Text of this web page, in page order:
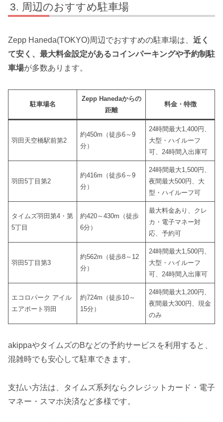
周辺のおすすめ駐車場
Zepp Haneda(TOKYO)周辺でおすすめの駐車場は、 近く
て安く、最大料金設定があるコインパーキングや予約制駐
車場が多数あります。
駐車場名
Zepp Hanedaからの
距離
料金・特徴
羽田天空橋駅前第2
約450m（徒歩6～9
分）
24時間最大1,400円、
大型・ハイルーフ
可、24時間入出庫可
羽田5丁目第2
約416m（徒歩6～9
分）
24時間最大1,500円、
夜間最大500円、大
型・ハイルーフ可
タイムズ羽田第4・第
5丁目
約420～430m（徒歩
6分）
最大料金あり、クレ
カ・電子マネー対
応、予約可
羽田5丁目第3
約562m（徒歩8～12
分）
24時間最大1,500円、
大型・ハイルーフ
可、24時間入出庫可
エコロパーク アイル
エアポート羽田
約724m（徒歩10～
15分）
24時間最大1,200円、
夜間最大300円、現金
のみ
akippaやタイムズのBなどの予約サービスを利用すると、
混雑時でも安心して駐車できます。
支払い方法は、タイムズ系列ならクレジットカード・電子
マネー・スマホ決済など多様です。